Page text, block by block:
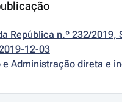
República n.º 232/2019,
12-03
e Administração direta e